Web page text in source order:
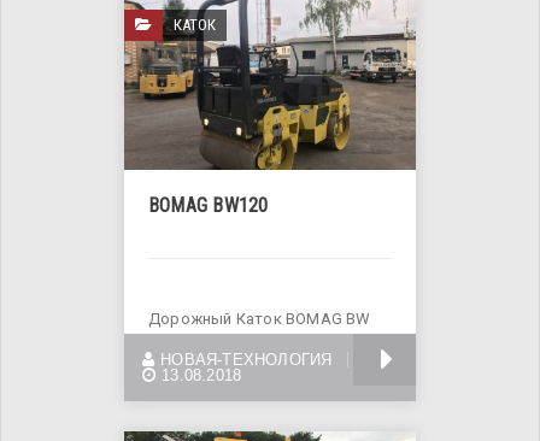
КАТОК
BOMAG BW120
Дорожный Каток BOMAG BW
цилиндровый DEUTZ
НОВАЯ-ТЕХНОЛОГИЯ
13.08.2018